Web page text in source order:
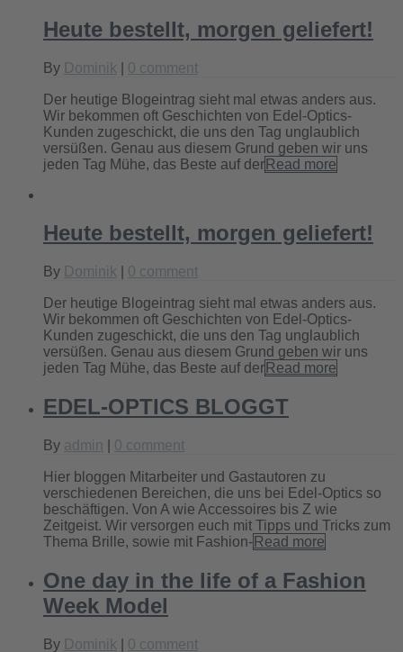
Heute bestellt, morgen geliefert!
By Dominik 0 comment
Der heutige Blogeintrag sieht mal etwas anders aus.
Wir bekommen oft Geschichten von Edel-Optics-
Kunden zugeschickt, die uns den Tag unglaublich
versüßen. Genau aus diesem Grund geben wir uns
jeden Tag Mühe, das Beste auf der Read more
Heute bestellt, morgen geliefert!
By Dominik 0 comment
Der heutige Blogeintrag sieht mal etwas anders aus.
Wir bekommen oft Geschichten von Edel-Optics-
Kunden zugeschickt, die uns den Tag unglaublich
versüßen. Genau aus diesem Grund geben wir uns
jeden Tag Mühe, das Beste auf der Read more
EDEL-OPTICS BLOGGT
By admin 0 comment
Hier bloggen Mitarbeiter und Gastautoren zu
verschiedenen Bereichen, die uns bei Edel-Optics so
beschäftigen. Von A wie Accessoires bis Z wie
Zeitgeist. Wir versorgen euch mit Tipps und Tricks zum
Thema Brille, sowie mit Fashion- Read more
One day in the life of a Fashion
Week Model
By Dominik 0 comment